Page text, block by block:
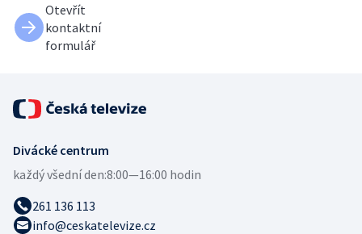
Otevřít
kontaktní
formulář
Divácké centrum
každý všední den:8:00—16:00 hodin
261 136 113
info@ceskatelevize.cz